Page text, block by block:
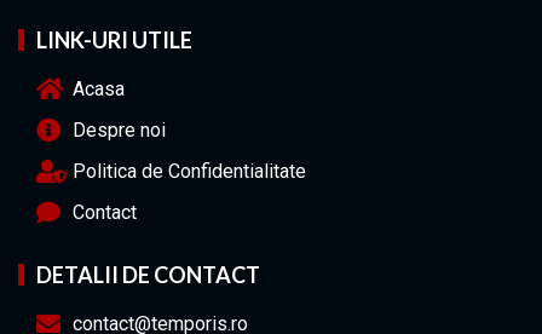
LINK-URI UTILE
Acasa
Despre noi
Politica de Confidentialitate
Contact
DETALII DE CONTACT
contact@temporis.ro